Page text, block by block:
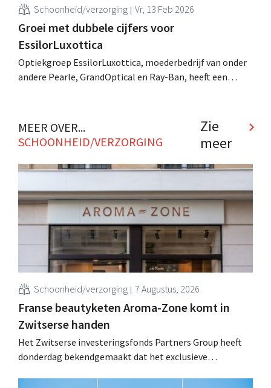
Schoonheid/verzorging Vr, 13 Feb 2026
Groei met dubbele cijfers voor
EssilorLuxottica
Optiekgroep EssilorLuxottica, moederbedrijf van onder
andere Pearle, GrandOptical en Ray-Ban, heeft een
MEER OVER...
SCHOONHEID/VERZORGING
Zie
meer
Schoonheid/verzorging 7 Augustus, 2026
Franse beautyketen Aroma-Zone komt in
Zwitserse handen
Het Zwitserse investeringsfonds Partners Group heeft
donderdag bekendgemaakt dat het exclusieve